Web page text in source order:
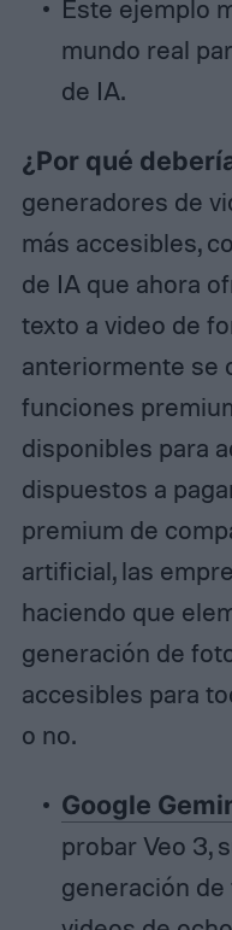
Este ejemplo
mundo real
de IA.
¿Por qué
generadores de
más accesibles,
de IA que ahora
texto a video de
anteriormente se
funciones
disponibles para
dispuestos a
premium de
artificial, las
haciendo que
generación de
accesibles para
o no.
Google
probar Veo 3,
generación de